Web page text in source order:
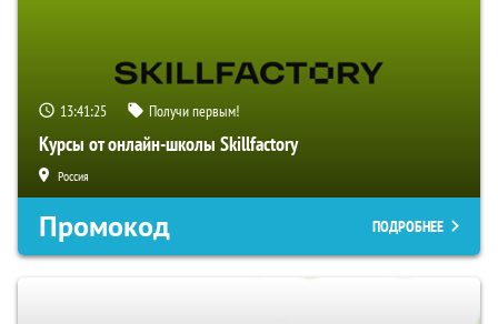
13:41:24 Получи первым!
Курсы от онлайн-школы Skillfactory
Россия
Промокод ПОДРОБНЕЕ